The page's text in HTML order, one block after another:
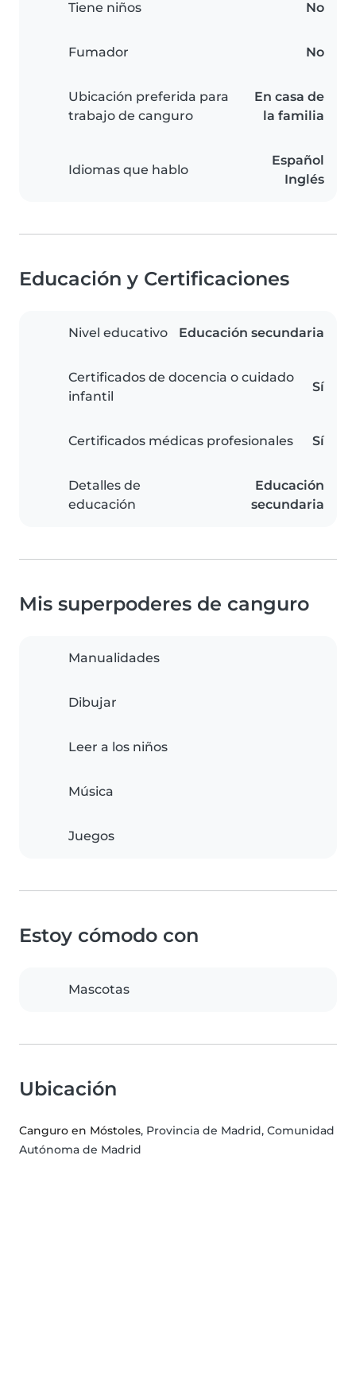
Tiene niños No
Fumador No
Ubicación preferida para
trabajo de canguro
En casa de
la familia
Idiomas que hablo
Español
Inglés
Educación y Certificaciones
Nivel educativo Educación secundaria
Certificados de docencia o cuidado
infantil
Sí
Certificados médicas profesionales Sí
Detalles de
educación
Educación
secundaria
Mis superpoderes de canguro
Manualidades
Dibujar
Leer a los niños
Música
Juegos
Estoy cómodo con
Mascotas
Ubicación
Canguro en Móstoles, Provincia de Madrid, Comunidad
Autónoma de Madrid